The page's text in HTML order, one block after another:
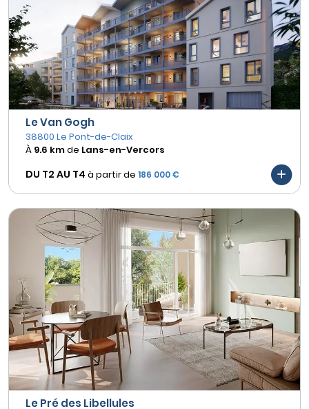
Le Van Gogh
38800 Le Pont-de-Claix
À 9.6 kmde Lans-en-Vercors
DU T2 AU T4 à partir de 186 000 €
Le Pré des Libellules